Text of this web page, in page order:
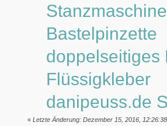
Bastelpinzette
doppelseitiges
Flüssigkleber
danipeuss.de
« Letzte Änderung: Dezember 15, 2016,